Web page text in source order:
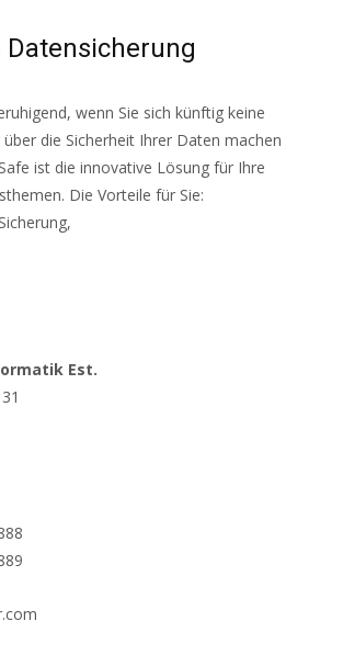
Datensicherung
wenn Sie sich künftig keine
die Sicherheit Ihrer Daten machen
ist die innovative Lösung für Ihre
Die Vorteile für Sie:
Est.